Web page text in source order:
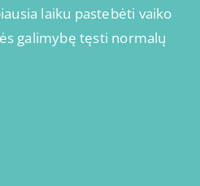
laiku pastebėti vaiko
galimybę tęsti normalų